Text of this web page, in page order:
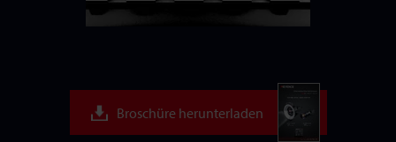
Broschüre herunterladen